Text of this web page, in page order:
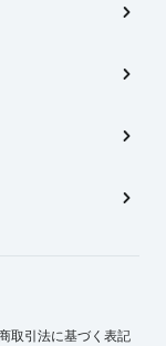
取引法に基づく表記